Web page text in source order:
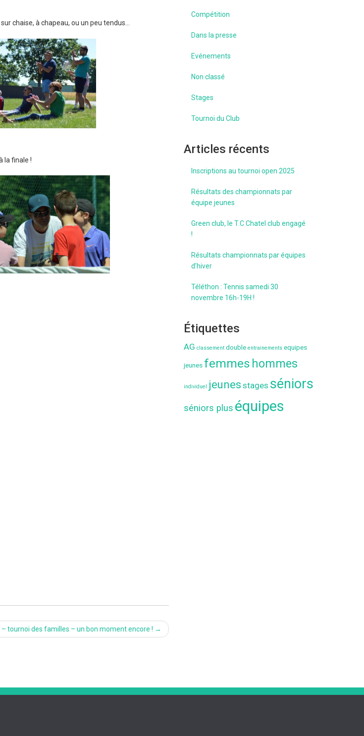
chaise, à chapeau, ou un peu tendus…
la finale !
– tournoi des familles – un bon moment encore ! →
Compétition
Dans la presse
Evénements
Non classé
Stages
Tournoi du Club
Articles récents
Inscriptions au tournoi open 2025
Résultats des championnats par
équipe jeunes
Green club, le T.C Chatel club engagé
!
Résultats championnats par équipes
d’hiver
Téléthon : Tennis samedi 30
novembre 16h-19H !
Étiquettes
AG classement double entrainements equipes
jeunes femmes hommes
individuel jeunes stages séniors
séniors plus équipes